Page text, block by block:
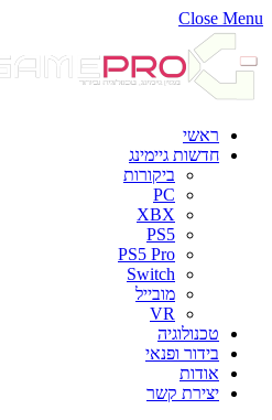
Close Menu
ראשי
חדשות גיימינג
ביקורות
PC
XBX
PS5
PS5 Pro
Switch
מובייל
VR
טכנולוגיה
בידור ופנאי
אודות
יצירת קשר